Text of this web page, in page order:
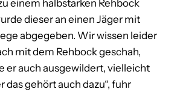
einem halbstarken Rehbock
dieser an einen Jäger mit
abgegeben. Wir wissen leider
mit dem Rehbock geschah,
er auch ausgewildert, vielleicht
das gehört auch dazu“, fuhr